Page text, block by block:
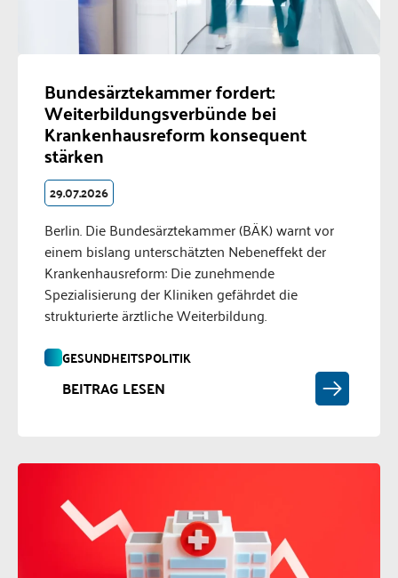
Bundesärztekammer fordert:
Weiterbildungsverbünde bei
Krankenhausreform konsequent
stärken
29.07.2026
Berlin. Die Bundesärztekammer (BÄK) warnt vor
einem bislang unterschätzten Nebeneffekt der
Krankenhausreform: Die zunehmende
Spezialisierung der Kliniken gefährdet die
strukturierte ärztliche Weiterbildung.
GESUNDHEITSPOLITIK
BEITRAG LESEN